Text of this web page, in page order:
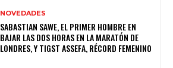
NOVEDADES
SABASTIAN SAWE, EL PRIMER HOMBRE EN
BAJAR LAS DOS HORAS EN LA MARATÓN DE
LONDRES, Y TIGST ASSEFA, RÉCORD FEMENINO